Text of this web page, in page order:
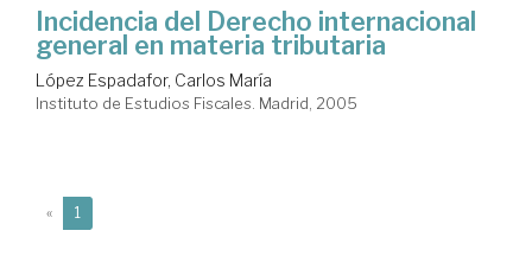
Incidencia del Derecho internacional
general en materia tributaria
López Espadafor, Carlos María
Instituto de Estudios Fiscales. Madrid, 2005
« 1